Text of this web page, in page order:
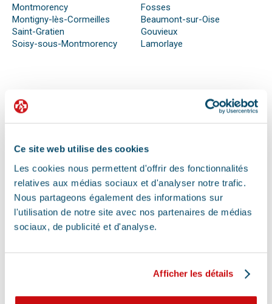
Ce site web utilise des cookies
Les cookies nous permettent d'offrir des fonctionnalités
relatives aux médias sociaux et d'analyser notre trafic.
Nous partageons également des informations sur
l'utilisation de notre site avec nos partenaires de médias
sociaux, de publicité et d'analyse.
Afficher les détails
Montmorency
Montigny-lès-Cormeilles
Saint-Gratien
Soisy-sous-Montmorency
Fosses
Beaumont-sur-Oise
Gouvieux
Lamorlaye
QUE FAIRE EN CAS D’URGENCE ?
Face à son animal souffrant, nous sommes nombreux à
préparer totalement à ce type d’événement, certains gestes
Ainsi, le premier réflexe à avoir dans une telle situation est de
contacter le vétérinaire de garde ou la clinique d’urgence
vétérinaire la plus proche de votre domicile. Il est important
également de ne pas paniquer et de vous assurer de la
sécurité de votre animal pour ne pas empirer la situation.
Pour pouvoir détecter un mal-être chez son animal et décrire
signaux. Tout comportement anormal ou abattement doit
Les difficultés respiratoires, pertes de conscience, les